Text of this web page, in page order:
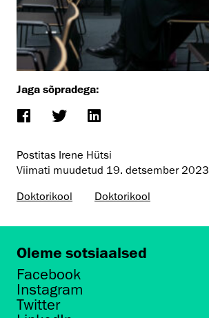
Jaga sõpradega:
Postitas Irene Hütsi
Viimati muudetud 19. detsember 2023
Doktorikool
Doktorikool
Oleme sotsiaalsed
Facebook
Instagram
Twitter